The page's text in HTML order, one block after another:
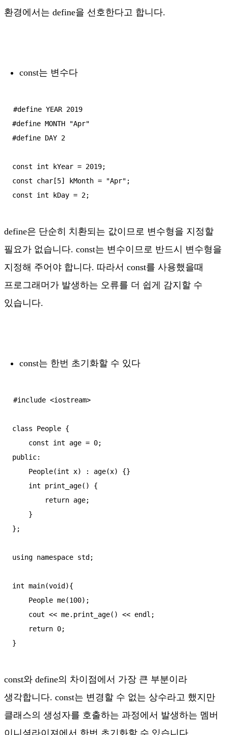
환경에서는 define을 선호한다고 합니다.
const는 변수다
#define YEAR 2019
#define MONTH "Apr"
#define DAY 2
const int kYear = 2019;
const char[5] kMonth = "Apr";
const int kDay = 2;
define은 단순히 치환되는 값이므로 변수형을 지정할
필요가 없습니다. const는 변수이므로 반드시 변수형을
지정해 주어야 합니다. 따라서 const를 사용했을때
프로그래머가 발생하는 오류를 더 쉽게 감지할 수
있습니다.
const는 한번 초기화할 수 있다
#include <iostream>
class People {
public:
};
using namespace std;
int main(void){
}
const와 define의 차이점에서 가장 큰 부분이라
생각합니다. const는 변경할 수 없는 상수라고 했지만
클래스의 생성자를 호출하는 과정에서 발생하는 멤버
이니셜라이져에서 한번 초기화할 수 있습니다.